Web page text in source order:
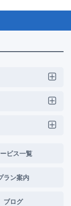
ビス一覧
ラン案内
ブログ